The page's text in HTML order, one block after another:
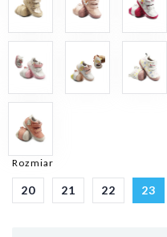
Rozmiar
20 21 22 23